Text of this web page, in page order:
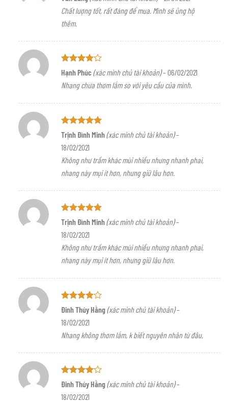
hạng55
sao
Chất lượng tốt, rất đáng để mua. Mình sẽ ủng hộ
thêm.
Được
xếp hạng
45 sao
Hạnh Phúc(xác minh chủ tài khoản)–06/02/2021
Nhang chưa thơm lắm so với yêu cầu của mình.
Được xếp
hạng55
sao
Trịnh Đình Minh(xác minh chủ tài khoản)–
18/02/2021
Không như trầm khác mùi nhiều nhưng nhanh phai,
nhang này mụi ít hơn, nhưng giữ lâu hơn.
Được xếp
hạng55
sao
Trịnh Đình Minh(xác minh chủ tài khoản)–
18/02/2021
Không như trầm khác mùi nhiều nhưng nhanh phai,
nhang này mụi ít hơn, nhưng giữ lâu hơn.
Được
xếp hạng
45 sao
Đinh Thúy Hằng(xác minh chủ tài khoản)–
18/02/2021
Nhang không thơm lắm, k biết nguyên nhân từ đâu,
Được
xếp hạng
45 sao
Đinh Thúy Hằng(xác minh chủ tài khoản)–
18/02/2021